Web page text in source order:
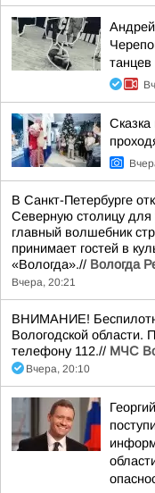
танцев
Сказка
В Санкт-Петербурге
Северную столицу для
главный волшебник
принимает гостей в
«Вологда».// Вологда
Вчера, 20:21
ВНИМАНИЕ!
Вологодской
телефону 112.// МЧС
Вчера, 20:10